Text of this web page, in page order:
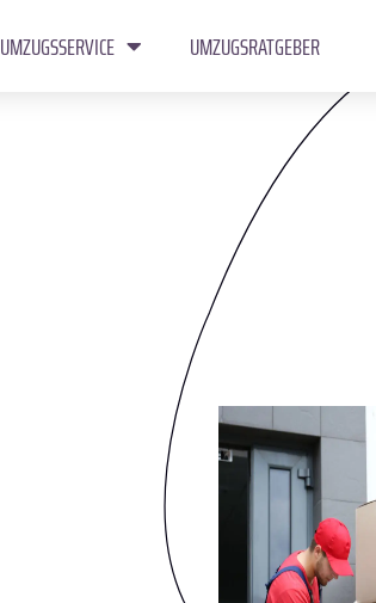
UMZUGSSERVICE UMZUGSRATGEBER